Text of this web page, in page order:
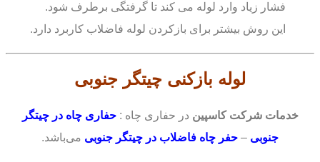
فشار زیاد وارد لوله می کند تا گرفتگی برطرف شود.
این روش بیشتر برای بازکردن لوله فاضلاب کاربرد دارد.
لوله بازکنی چیتگر جنوبی
خدمات شرکت کاسپین در حفاری چاه :حفاری چاه در چیتگر
جنوبی – حفر چاه فاضلاب در چیتگر جنوبی می‌باشد.